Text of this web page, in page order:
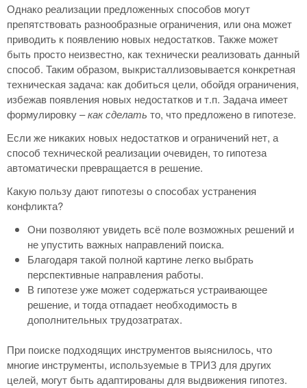
Однако реализации предложенных способов могут
препятствовать разнообразные ограничения, или она может
приводить к появлению новых недостатков. Также может
быть просто неизвестно, как технически реализовать данный
способ. Таким образом, выкристаллизовывается конкретная
техническая задача: как добиться цели, обойдя ограничения,
избежав появления новых недостатков и т.п. Задача имеет
формулировку –как сделать то, что предложено в гипотезе.
Если же никаких новых недостатков и ограничений нет, а
способ технической реализации очевиден, то гипотеза
автоматически превращается в решение.
Какую пользу дают гипотезы о способах устранения
конфликта?
Они позволяют увидеть всё поле возможных решений и
не упустить важных направлений поиска.
Благодаря такой полной картине легко выбрать
перспективные направления работы.
В гипотезе уже может содержаться устраивающее
решение, и тогда отпадает необходимость в
дополнительных трудозатратах.
При поиске подходящих инструментов выяснилось, что
многие инструменты, используемые в ТРИЗ для других
целей, могут быть адаптированы для выдвижения гипотез.